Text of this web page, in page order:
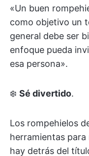
«Un buen
como objetivo un
general debe ser
enfoque pueda
esa persona».
❄️ Sé divertido.
Los rompehielos
herramientas
hay detrás del